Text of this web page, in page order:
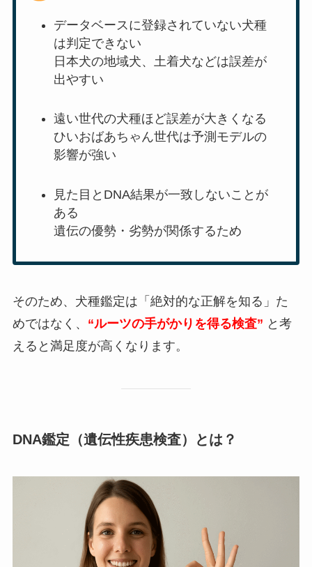
データベースに登録されていない犬種
は判定できない
日本犬の地域犬、土着犬などは誤差が
出やすい
遠い世代の犬種ほど誤差が大きくなる
ひいおばあちゃん世代は予測モデルの
影響が強い
見た目とDNA結果が一致しないことが
ある
遺伝の優勢・劣勢が関係するため
そのため、犬種鑑定は「絶対的な正解を知る」た
めではなく、 “ルーツの手がかりを得る検査” と考
えると満足度が高くなります。
DNA鑑定（遺伝性疾患検査）とは？